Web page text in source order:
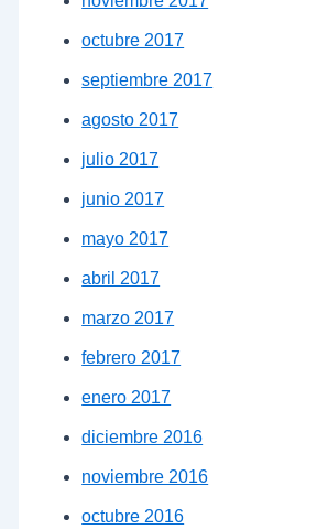
octubre 2017
septiembre 2017
agosto 2017
julio 2017
junio 2017
mayo 2017
abril 2017
marzo 2017
febrero 2017
enero 2017
diciembre 2016
noviembre 2016
octubre 2016